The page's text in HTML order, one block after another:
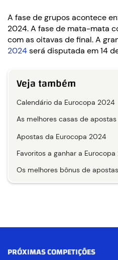
A fase de grupos acontece
2024. A fase de mata-mata
com as oitavas de final. A
2024será disputada em 14
Veja também
Calendário da Eurocopa 2024
As melhores casas de apostas
Apostas da Eurocopa 2024
Favoritos a ganhar a
Os melhores bônus de apostas
PRÓXIMAS COMPETIÇÕES